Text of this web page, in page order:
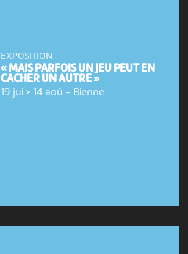
EXPOSITION
« MAIS PARFOIS UN JEU PEUT EN
CACHER UN AUTRE »
19 jui > 14 aoû - Bienne